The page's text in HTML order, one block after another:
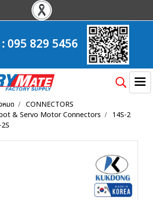
095 829 5456
หมด
CONNECTORS
& Servo Motor Connectors
14S-2